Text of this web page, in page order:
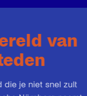
van
die je niet snel zult